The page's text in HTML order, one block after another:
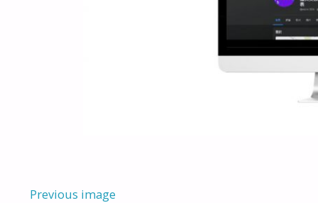
Previous image